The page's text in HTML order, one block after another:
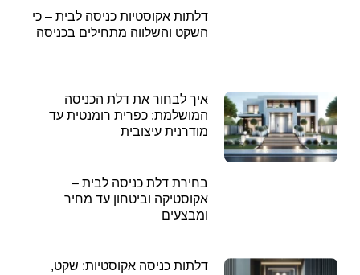
דלתות אקוסטיות כניסה לבית – כי
השקט והשלווה מתחילים בכניסה
איך לבחור את דלת הכניסה
המושלמת: כפרית רומנטית עד
מודרנית עיצובית
בחירת דלת כניסה לבית –
אקוסטיקה וביטחון עד מחיר
ומבצעים
דלתות כניסה אקוסטיות: שקט,